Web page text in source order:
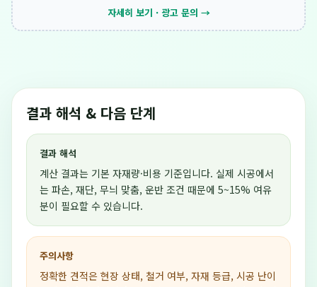
자세히 보기 · 광고 문의 →
결과 해석 & 다음 단계
결과 해석
계산 결과는 기본 자재량·비용 기준입니다. 실제 시공에서
는 파손, 재단, 무늬 맞춤, 운반 조건 때문에 5~15% 여유
분이 필요할 수 있습니다.
주의사항
정확한 견적은 현장 상태, 철거 여부, 자재 등급, 시공 난이